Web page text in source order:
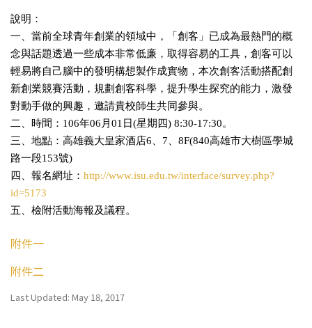
說明：
一、當前全球青年創業的領域中，「創客」已成為最熱門的概
念與話題透過一些成本非常低廉，取得容易的工具，創客可以
輕易將自己腦中的發明構想製作成實物，本次創客活動搭配創
新創業競賽活動，規劃創客科學，提升學生探究的能力，激發
對動手做的興趣，邀請貴校師生共同參與。
二、時間： 106年06 月01 日(星期四) 8:30-17:30。
三、地點：高雄義大皇家酒店6 7 8F(840高雄市大樹區學城
路一段153號)
四、報名網址： http://www.isu.edu.tw/interface/survey.php?
id=5173
五、檢附活動海報及議程。
附件一
附件二
Last Updated: May 18, 2017